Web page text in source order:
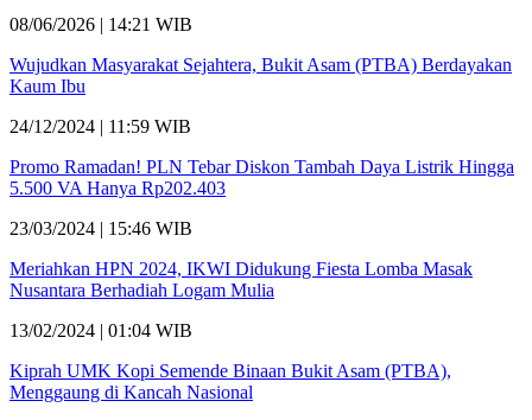
08/06/2026 | 14:21 WIB
Wujudkan Masyarakat Sejahtera, Bukit Asam (PTBA) Berdayakan
Kaum Ibu
24/12/2024 | 11:59 WIB
Promo Ramadan! PLN Tebar Diskon Tambah Daya Listrik Hingga
5.500 VA Hanya Rp202.403
23/03/2024 | 15:46 WIB
Meriahkan HPN 2024, IKWI Didukung Fiesta Lomba Masak
Nusantara Berhadiah Logam Mulia
13/02/2024 | 01:04 WIB
Kiprah UMK Kopi Semende Binaan Bukit Asam (PTBA),
Menggaung di Kancah Nasional